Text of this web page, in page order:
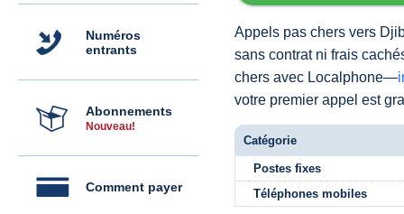
Numéros
entrants
Abonnements
Nouveau!
Comment payer
Appels pas chers vers
sans contrat ni frais
chers avec Localphone—
votre premier appel est
Catégorie
Postes fixes
Téléphones mobiles